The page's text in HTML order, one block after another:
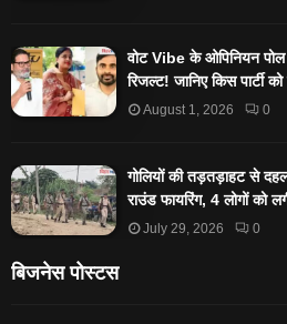
वोट Vibe के ओपिनियन पोल
रिजल्ट! जानिए किस पार्टी
August 1, 2026 0
गोलियों की तड़तड़ाहट से
राउंड फायरिंग, 4 लोगों को
July 29, 2026 0
बिजनेस पोस्टस